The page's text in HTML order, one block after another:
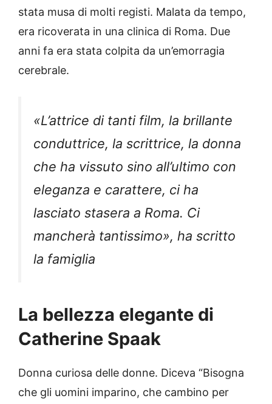
stata musa di molti registi. Malata da tempo,
era ricoverata in una clinica di Roma. Due
anni fa era stata colpita da un’emorragia
cerebrale.
«L’attrice di tanti film, la brillante
conduttrice, la scrittrice, la donna
che ha vissuto sino all’ultimo con
eleganza e carattere, ci ha
lasciato stasera a Roma. Ci
mancherà tantissimo», ha scritto
la famiglia
La bellezza elegante di
Catherine Spaak
Donna curiosa delle donne. Diceva “Bisogna
che gli uomini imparino, che cambino per